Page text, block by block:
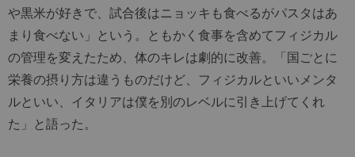
や黒米が好きで、試合後はニョッキも食べるがパスタはあ
まり食べない」という。ともかく食事を含めてフィジカル
の管理を変えたため、体のキレは劇的に改善。「国ごとに
栄養の摂り方は違うものだけど、フィジカルといいメンタ
ルといい、イタリアは僕を別のレベルに引き上げてくれ
た」と語った。